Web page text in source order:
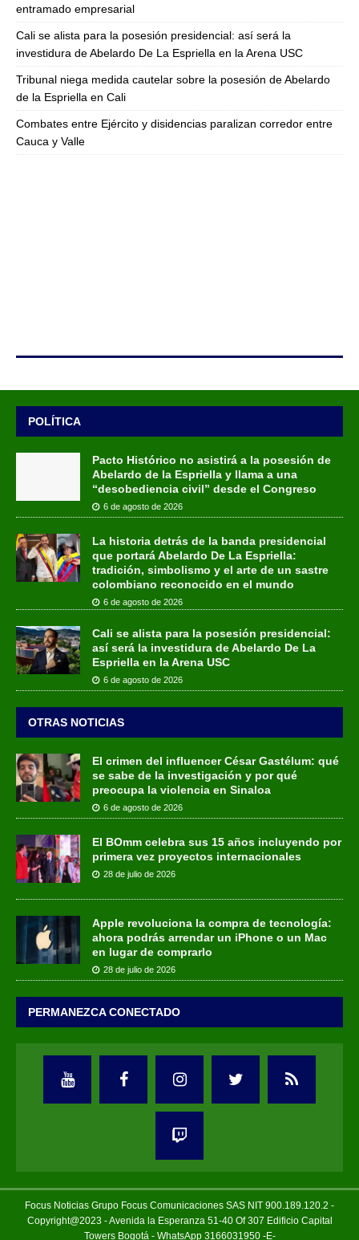
entramado empresarial
Cali se alista para la posesión presidencial: así será la
investidura de Abelardo De La Espriella en la Arena USC
Tribunal niega medida cautelar sobre la posesión de Abelardo
de la Espriella en Cali
Combates entre Ejército y disidencias paralizan corredor entre
Cauca y Valle
POLÍTICA
Pacto Histórico no asistirá a la posesión de
Abelardo de la Espriella y llama a una
“desobediencia civil” desde el Congreso
6 de agosto de 2026
La historia detrás de la banda presidencial
que portará Abelardo De La Espriella:
tradición, simbolismo y el arte de un sastre
colombiano reconocido en el mundo
6 de agosto de 2026
Cali se alista para la posesión presidencial:
así será la investidura de Abelardo De La
Espriella en la Arena USC
6 de agosto de 2026
OTRAS NOTICIAS
El crimen del influencer César Gastélum: qué
se sabe de la investigación y por qué
preocupa la violencia en Sinaloa
6 de agosto de 2026
El BOmm celebra sus 15 años incluyendo por
primera vez proyectos internacionales
28 de julio de 2026
Apple revoluciona la compra de tecnología:
ahora podrás arrendar un iPhone o un Mac
en lugar de comprarlo
28 de julio de 2026
PERMANEZCA CONECTADO
Focus Noticias Grupo Focus Comunicaciones SAS NIT 900.189.120.2 -
Copyright@2023 - Avenida la Esperanza 51-40 Of 307 Edificio Capital
Towers Bogotá - WhatsApp 3166031950 -E-